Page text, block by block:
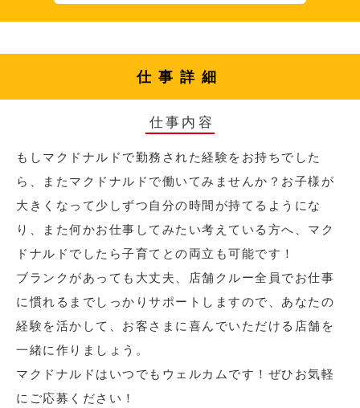
仕事詳細
仕事内容
もしマクドナルドで勤務された経験をお持ちでした
ら、またマクドナルドで働いてみませんか？お子様が
大きくなって少しずつ自分の時間が持てるようにな
り、また何かお仕事してみたい考えている方へ、マク
ドナルドでしたら子育てとの両立も可能です！
ブランクがあっても大丈夫、店舗クルー全員でお仕事
に慣れるまでしっかりサポートしますので、あなたの
経験を活かして、お客さまに喜んでいただける店舗を
一緒に作りましょう。
マクドナルドはいつでもウェルカムです！ぜひお気軽
にご応募ください！